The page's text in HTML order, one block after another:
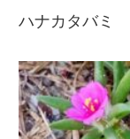
ハナカタバミ